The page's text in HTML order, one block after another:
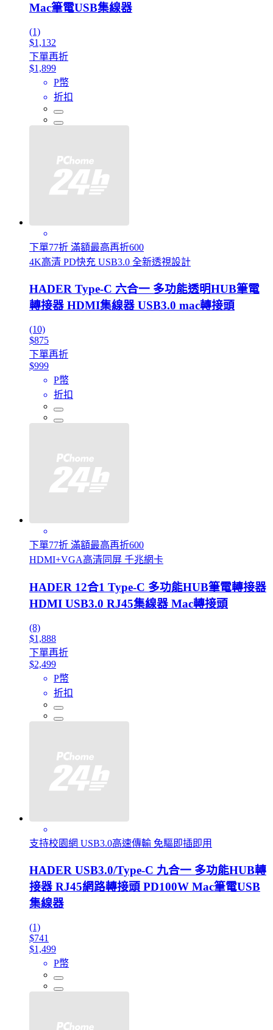
Mac筆電USB集線器
(1)
$1,132
下單再折
$1,899
P幣
折扣
下單77折 滿額最高再折600
4K高清 PD快充 USB3.0 全新透視設計
HADER Type-C 六合一 多功能透明HUB筆電
轉接器 HDMI集線器 USB3.0 mac轉接頭
(10)
$875
下單再折
$999
P幣
折扣
下單77折 滿額最高再折600
HDMI+VGA高清同屏 千兆網卡
HADER 12合1 Type-C 多功能HUB筆電轉接器
HDMI USB3.0 RJ45集線器 Mac轉接頭
(8)
$1,888
下單再折
$2,499
P幣
折扣
支持校園網 USB3.0高速傳輸 免驅即插即用
HADER USB3.0/Type-C 九合一 多功能HUB轉
接器 RJ45網路轉接頭 PD100W Mac筆電USB
集線器
(1)
$741
$1,499
P幣